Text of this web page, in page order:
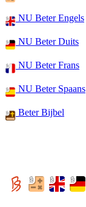
NU Beter Engels
NU Beter Duits
NU Beter Frans
NU Beter Spaans
Beter Bijbel